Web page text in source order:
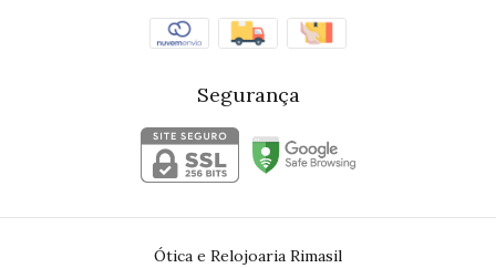
Segurança
Ótica e Relojoaria Rimasil